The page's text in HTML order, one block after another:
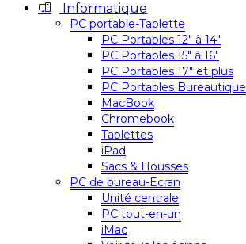
Informatique
PC portable-Tablette
PC Portables 12″ à 14″
PC Portables 15″ à 16″
PC Portables 17″ et plus
PC Portables Bureautique
MacBook
Chromebook
Tablettes
iPad
Sacs & Housses
PC de bureau-Ecran
Unité centrale
PC tout-en-un
iMac